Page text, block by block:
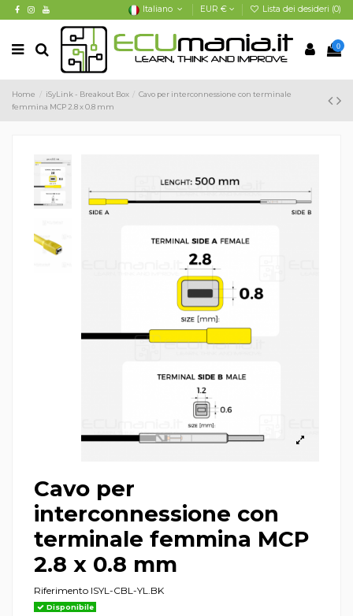
Italiano EUR € Lista dei desideri (0)
0
Home iSyLink - Breakout Box
Cavo per interconnessione con terminale
femmina MCP 2.8 x 0.8 mm
Cavo per
interconnessione con
terminale femmina MCP
2.8 x 0.8 mm
Riferimento ISYL-CBL-YL.BK
Disponibile